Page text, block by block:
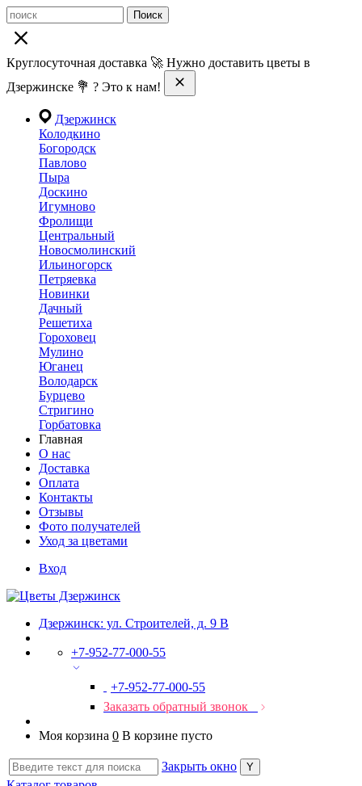
Поиск
Круглосуточная доставка 🚀 Нужно доставить цветы в
Дзержинске 💐 ? Это к нам!
Дзержинск
Колодкино
Богородск
Павлово
Пыра
Доскино
Игумново
Фролищи
Центральный
Новосмолинский
Ильиногорск
Петряевка
Новинки
Дачный
Решетиха
Гороховец
Мулино
Юганец
Володарск
Бурцево
Стригино
Горбатовка
Главная
О нас
Доставка
Оплата
Контакты
Отзывы
Фото получателей
Уход за цветами
Вход
Дзержинск: ул. Строителей, д. 9 В
+7-952-77-000-55
+7-952-77-000-55
Заказать обратный звонок
Моя корзина 0 В корзине пусто
Закрыть окно